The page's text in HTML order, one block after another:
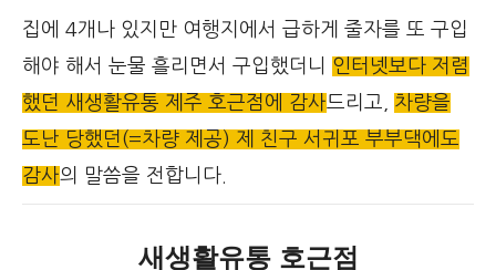
집에 4개나 있지만 여행지에서 급하게 줄자를 또 구입
해야 해서 눈물 흘리면서 구입했더니 인터넷보다 저렴
했던 새생활유통 제주 호근점에 감사드리고, 차량을
도난 당했던(=차량 제공) 제 친구 서귀포 부부댁에도
감사의 말씀을 전합니다.